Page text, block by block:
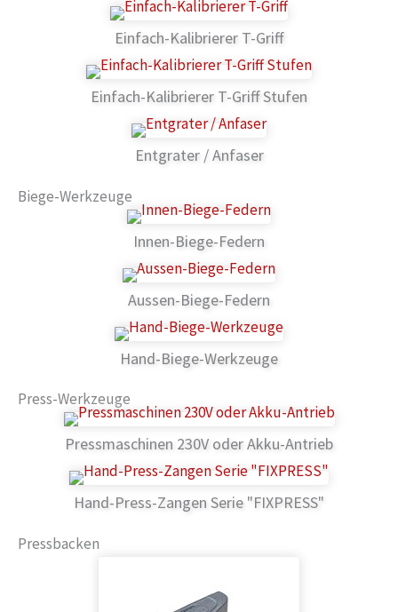
Einfach-Kalibrierer T-Griff
Einfach-Kalibrierer T-Griff Stufen
Entgrater / Anfaser
Biege-Werkzeuge
Innen-Biege-Federn
Aussen-Biege-Federn
Hand-Biege-Werkzeuge
Press-Werkzeuge
Pressmaschinen 230V oder Akku-Antrieb
Hand-Press-Zangen Serie "FIXPRESS"
Pressbacken